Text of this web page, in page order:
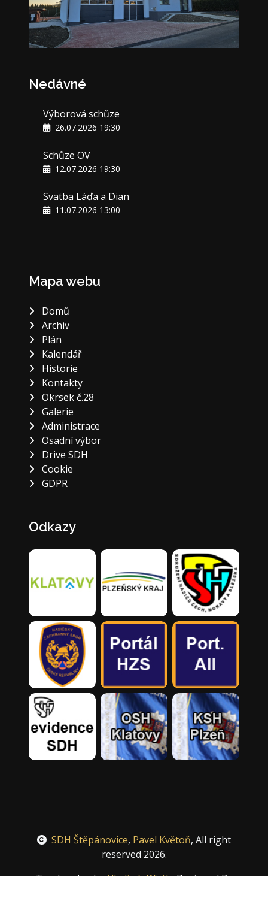
Nedávné
Výborová schůze
26.07.2026 19:30
Schůze OV
12.07.2026 19:30
Svatba Láďa a Dian
11.07.2026 13:00
Mapa webu
Domů
Archiv
Plán
Kalendář
Historie
Kontakty
Okrsek č.28
Galerie
Administrace
Osadní výbor
Drive SDH
Cookie
GDPR
Odkazy
SDH Štěpánovice, Pavel Květoň, All right
reserved 2026.
Tvorba obsahuVladimír Wirth, Designed By